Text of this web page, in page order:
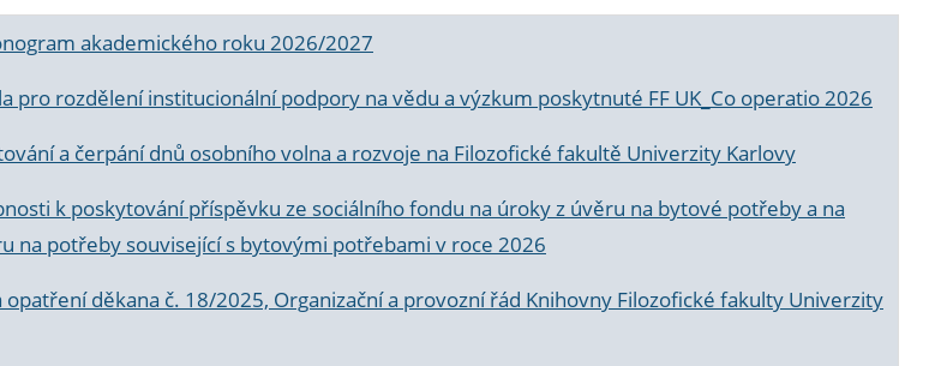
akademického roku 2026/2027
pro rozdělení institucionální podpory na vědu a výzkum poskytnuté FF UK_Co operatio 2026
a čerpání dnů osobního volna a rozvoje na Filozofické fakultě Univerzity Karlovy
k poskytování příspěvku ze sociálního fondu na úroky z úvěru na bytové potřeby a na
na potřeby související s bytovými potřebami v roce 2026
opatření děkana č. 18/2025, Organizační a provozní řád Knihovny Filozofické fakulty Univerzity